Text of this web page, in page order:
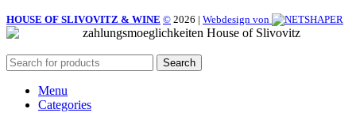
HOUSE OF SLIVOVITZ & WINE © 2026 | Webdesign von
Search
Menu
Categories